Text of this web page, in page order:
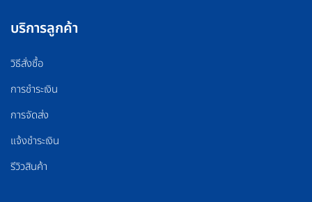
บริการลูกค้า
วิธีสั่งซื้อ
การชำระเงิน
การจัดส่ง
แจ้งชำระเงิน
รีวิวสินค้า